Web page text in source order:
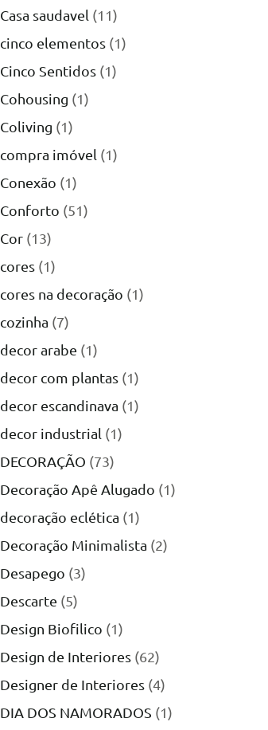
Casa saudavel (11)
cinco elementos (1)
Cinco Sentidos (1)
Cohousing (1)
Coliving (1)
compra imóvel (1)
Conexão (1)
Conforto (51)
Cor (13)
cores (1)
cores na decoração (1)
cozinha (7)
decor arabe (1)
decor com plantas (1)
decor escandinava (1)
decor industrial (1)
DECORAÇÃO (73)
Decoração Apê Alugado (1)
decoração eclética (1)
Decoração Minimalista (2)
Desapego (3)
Descarte (5)
Design Biofilico (1)
Design de Interiores (62)
Designer de Interiores (4)
DIA DOS NAMORADOS (1)